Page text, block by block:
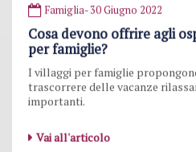
Famiglia- 30 Giugno 2022
Cosa devono offrire agli
per famiglie?
I villaggi per famiglie
trascorrere delle vacanze
importanti.
Vai all'articolo